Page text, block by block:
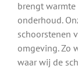
brengt warmte
onderhoud.
schoorstenen
omgeving. Zo
waar wij de